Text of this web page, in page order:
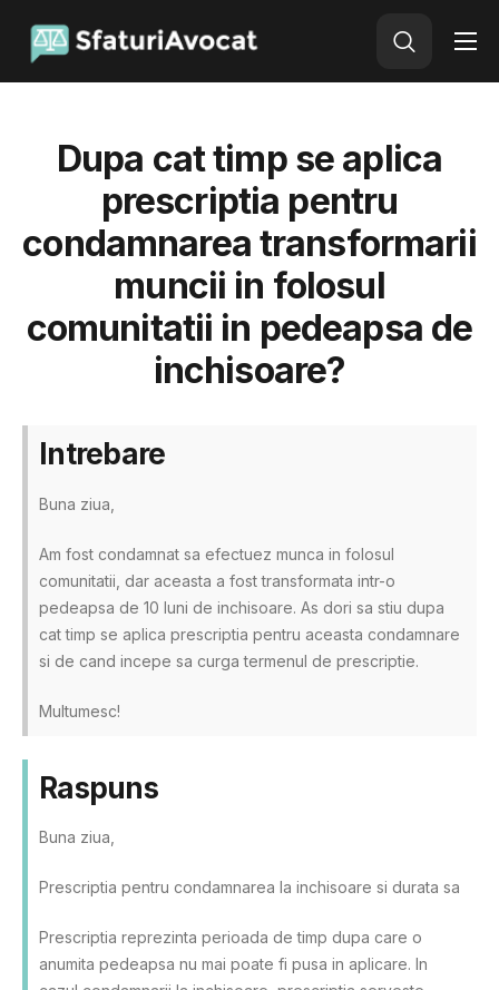
Avocat Online
Dupa cat timp se aplica
prescriptia pentru
condamnarea transformarii
muncii in folosul
comunitatii in pedeapsa de
inchisoare?
Intrebare
Buna ziua,
Am fost condamnat sa efectuez munca in folosul
comunitatii, dar aceasta a fost transformata intr-o
pedeapsa de 10 luni de inchisoare. As dori sa stiu dupa
cat timp se aplica prescriptia pentru aceasta condamnare
si de cand incepe sa curga termenul de prescriptie.
Multumesc!
Raspuns
Buna ziua,
Prescriptia pentru condamnarea la inchisoare si durata sa
Prescriptia reprezinta perioada de timp dupa care o
anumita pedeapsa nu mai poate fi pusa in aplicare. In